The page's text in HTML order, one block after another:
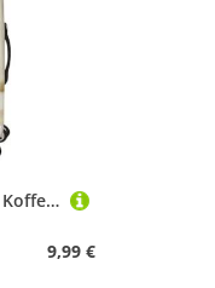
Surwin Igel-Muster Reise Kofferschutzhülle Reisetasche Kofferbezug Elastisch Kofferhülle Gepäck Cover Waschbare Reisekoffer Hülle Schutz Bezug Schutzhülle (Stil 7,L (26-28 Zoll))
9,99 €